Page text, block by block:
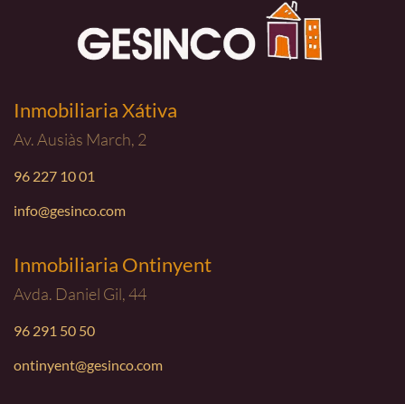
Inmobiliaria Xátiva
Av. Ausiàs March, 2
96 227 10 01
info@gesinco.com
Inmobiliaria Ontinyent
Avda. Daniel Gil, 44
96 291 50 50
ontinyent@gesinco.com